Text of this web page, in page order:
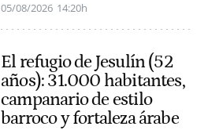
05/08/2026 14:20h
El refugio de Jesulín (52
años): 31.000 habitantes,
campanario de estilo
barroco y fortaleza árabe